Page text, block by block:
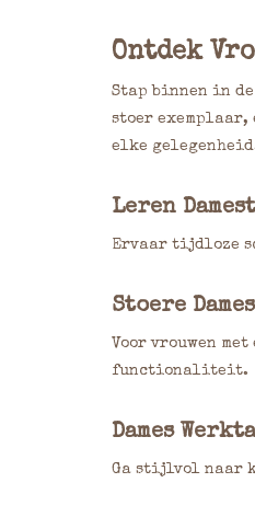
Ontdek
Stap binnen in
stoer exemplaar,
elke
Leren
Ervaar tijdloze
Stoere
Voor vrouwen
functionaliteit.
Dames
Ga stijlvol naar